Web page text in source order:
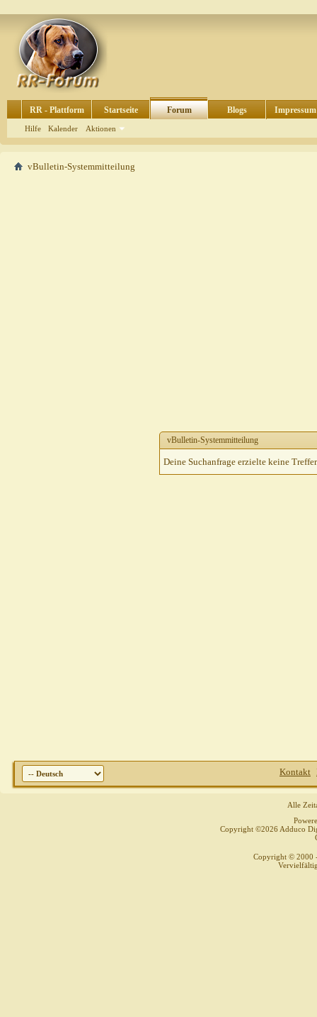
RR - Plattform Startseite Forum
Hilfe Kalender Aktionen
Blogs Impressum
vBulletin-Systemmitteilung
vBulletin-Systemmitteilung
Deine Suchanfrage erzielte keine
Kontakt
Alle
Copyright ©2026 Adduco
Copyright © 2000